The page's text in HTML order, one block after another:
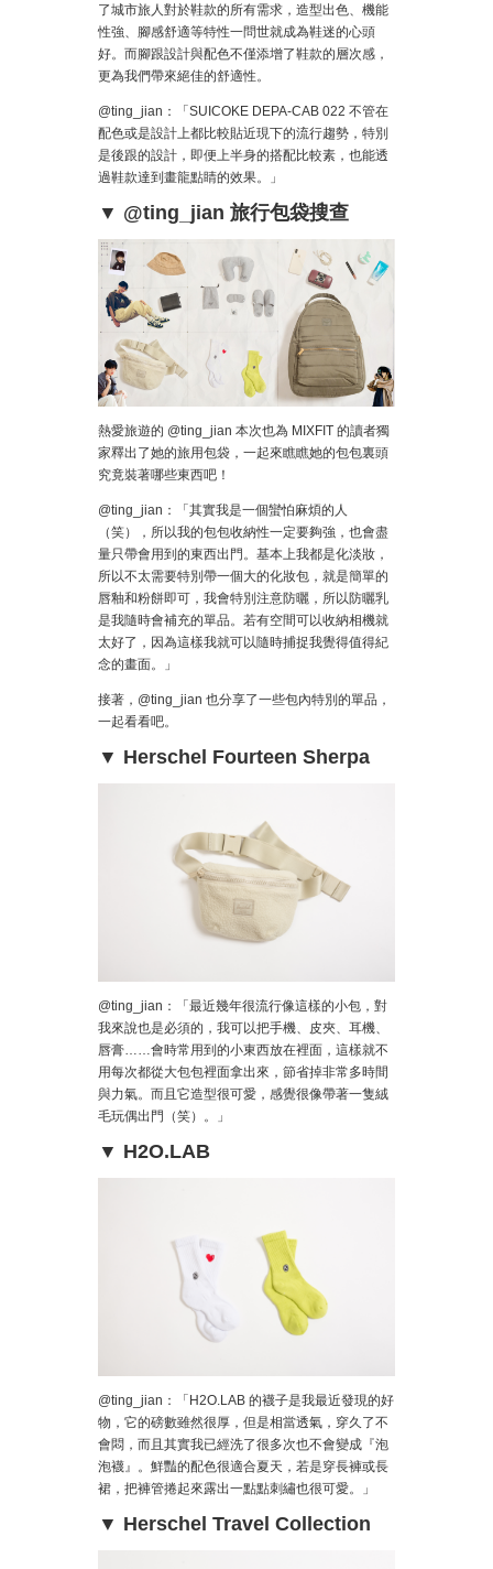
了城市旅人對於鞋款的所有需求，造型出色、機能
性強、腳感舒適等特性一問世就成為鞋迷的心頭
好。而腳跟設計與配色不僅添增了鞋款的層次感，
更為我們帶來絕佳的舒適性。
@ting_jian：「SUICOKE DEPA-CAB 022 不管在
配色或是設計上都比較貼近現下的流行趨勢，特別
是後跟的設計，即便上半身的搭配比較素，也能透
過鞋款達到畫龍點睛的效果。」
▼ @ting_jian 旅行包袋搜查
熱愛旅遊的 @ting_jian 本次也為 MIXFIT 的讀者獨
家釋出了她的旅用包袋，一起來瞧瞧她的包包裏頭
究竟裝著哪些東西吧！
@ting_jian：「其實我是一個蠻怕麻煩的人
（笑），所以我的包包收納性一定要夠強，也會盡
量只帶會用到的東西出門。基本上我都是化淡妝，
所以不太需要特別帶一個大的化妝包，就是簡單的
唇釉和粉餅即可，我會特別注意防曬，所以防曬乳
是我隨時會補充的單品。若有空間可以收納相機就
太好了，因為這樣我就可以隨時捕捉我覺得值得紀
念的畫面。」
接著，@ting_jian 也分享了一些包內特別的單品，
一起看看吧。
▼ Herschel Fourteen Sherpa
@ting_jian：「最近幾年很流行像這樣的小包，對
我來說也是必須的，我可以把手機、皮夾、耳機、
唇膏……會時常用到的小東西放在裡面，這樣就不
用每次都從大包包裡面拿出來，節省掉非常多時間
與力氣。而且它造型很可愛，感覺很像帶著一隻絨
毛玩偶出門（笑）。」
▼ H2O.LAB
@ting_jian：「H2O.LAB 的襪子是我最近發現的好
物，它的磅數雖然很厚，但是相當透氣，穿久了不
會悶，而且其實我已經洗了很多次也不會變成『泡
泡襪』。鮮豔的配色很適合夏天，若是穿長褲或長
裙，把褲管捲起來露出一點點刺繡也很可愛。」
▼ Herschel Travel Collection